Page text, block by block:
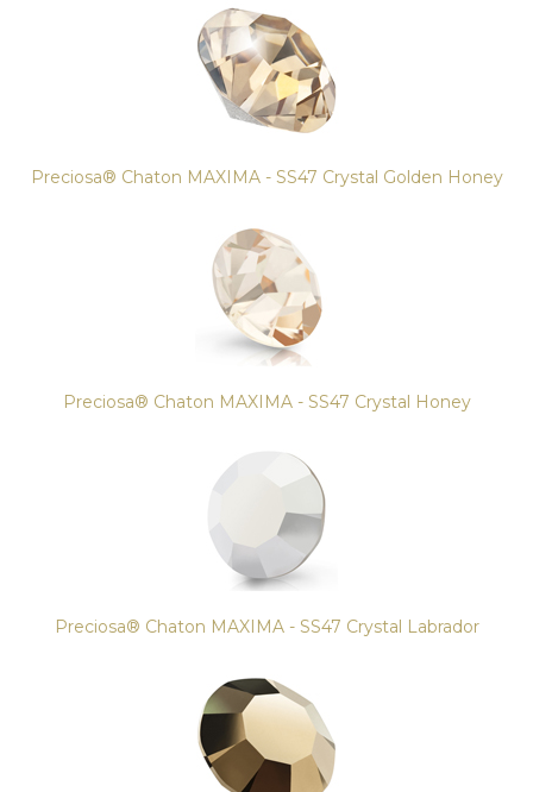
Preciosa® Chaton MAXIMA - SS47 Crystal Golden Honey
Preciosa® Chaton MAXIMA - SS47 Crystal Honey
Preciosa® Chaton MAXIMA - SS47 Crystal Labrador